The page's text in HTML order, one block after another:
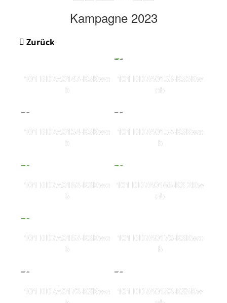
Kampagne 2023
Zurück
101 DD7A0147-KSKwe
b
101 DD7A0153-KS5Kw
eb
101 DD7A0154-KSKwe
b
101 DD7A0157-KSKwe
b
101 DD7A0162-KSKwe
b
101 DD7A0166-KS 2Kw
eb
101 DD7A0167-KSKwe
b
101 DD7A0170-KSKwe
b
101 DD7A0172-KSKwe
101 DD7A0182-KS5Kw